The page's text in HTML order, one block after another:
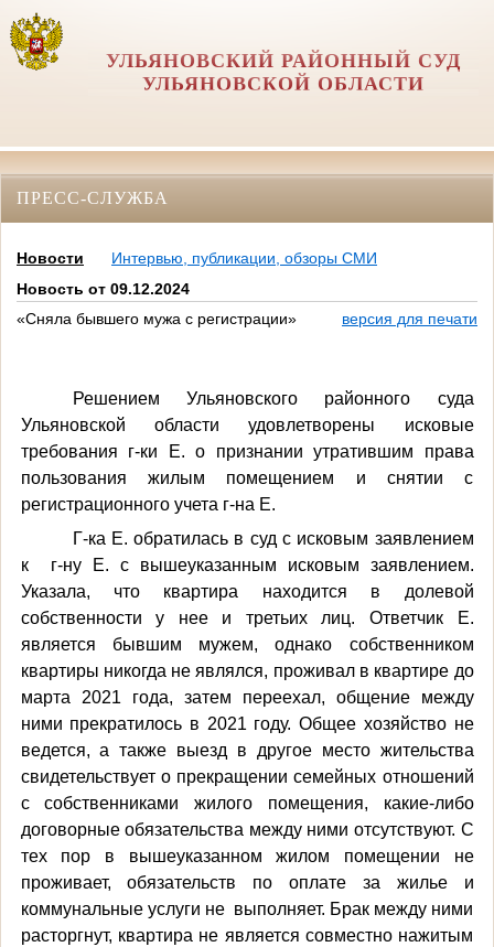
УЛЬЯНОВСКИЙ РАЙОННЫЙ СУД
УЛЬЯНОВСКОЙ ОБЛАСТИ
ПРЕСС-СЛУЖБА
Новости
Интервью, публикации, обзоры СМИ
Новость от 09.12.2024
«Сняла бывшего мужа с регистрации»
версия для печати
Решением Ульяновского районного суда
Ульяновской области удовлетворены исковые
требования г-ки Е. о признании утратившим права
пользования жилым помещением и снятии с
регистрационного учета г-на Е.
Г-ка Е. обратилась в суд с исковым заявлением
к г-ну Е. с вышеуказанным исковым заявлением.
Указала, что квартира находится в долевой
собственности у нее и третьих лиц. Ответчик Е.
является бывшим мужем, однако собственником
квартиры никогда не являлся, проживал в квартире до
марта 2021 года, затем переехал, общение между
ними прекратилось в 2021 году. Общее хозяйство не
ведется, а также выезд в другое место жительства
свидетельствует о прекращении семейных отношений
с собственниками жилого помещения, какие-либо
договорные обязательства между ними отсутствуют. С
тех пор в вышеуказанном жилом помещении не
проживает, обязательств по оплате за жилье и
коммунальные услуги не выполняет. Брак между ними
расторгнут, квартира не является совместно нажитым